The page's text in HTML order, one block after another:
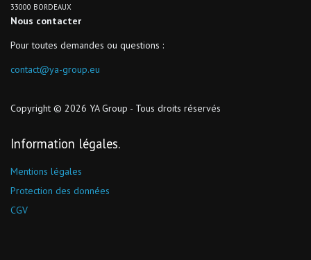
33000 BORDEAUX
Nous contacter
Pour toutes demandes ou questions :
contact@ya-group.eu
Copyright © 2026 YA Group - Tous droits réservés
Information légales
Mentions légales
Protection des données
CGV